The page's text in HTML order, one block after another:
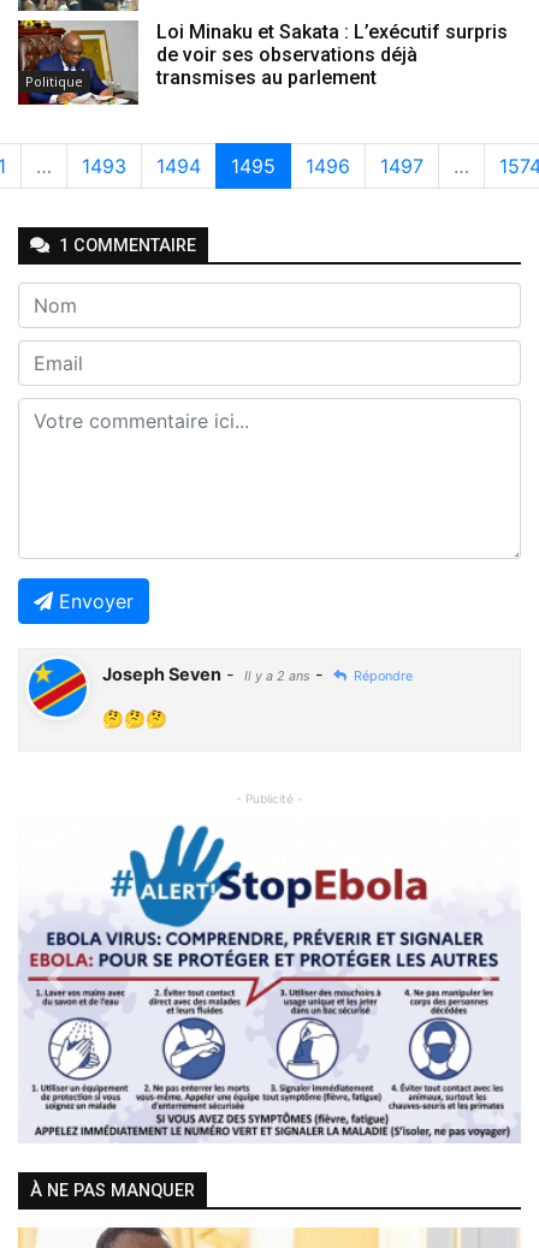
Politique
Loi Minaku et Sakata : L’exécutif surpris
de voir ses observations déjà
transmises au parlement
… 1493 1494 1495 1496 1497 …
1 COMMENTAIRE
Envoyer
Joseph Seven - Il y a 2 ans - Répondre
🤔🤔🤔
- Publicité -
Previous Next
À NE PAS MANQUER